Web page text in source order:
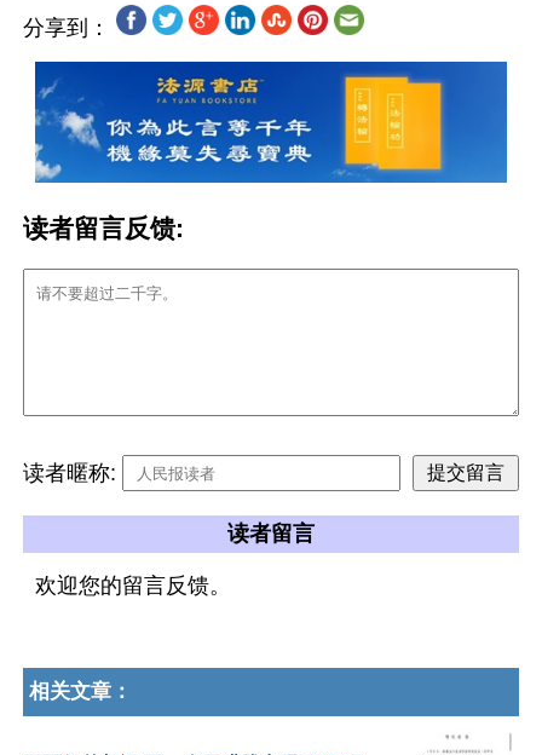
分享到：
读者留言反馈:
读者暱称:
读者留言
欢迎您的留言反馈。
相关文章：